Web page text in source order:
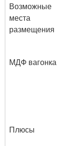
Возможные
места
размещения
МДФ вагонка
Плюсы